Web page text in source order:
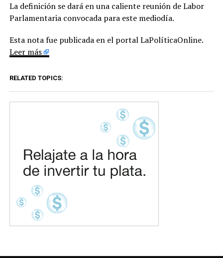
La definición se dará en una caliente reunión de Labor
Parlamentaria convocada para este mediodía.
Esta nota fue publicada en el portal LaPolíticaOnline.
Leer más
RELATED TOPICS: